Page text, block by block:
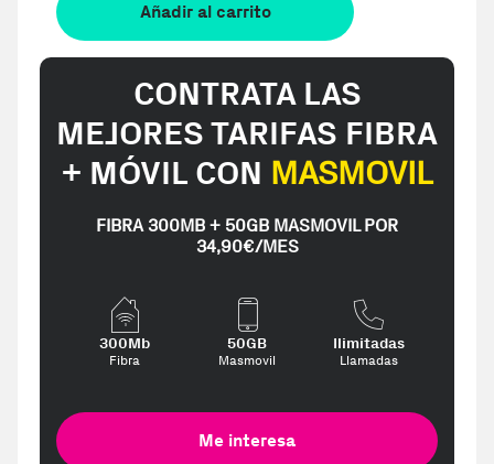
Añadir al carrito
CONTRATA LAS
MEJORES TARIFAS FIBRA
+ MÓVIL CON MASMOVIL
FIBRA 300MB + 50GB MASMOVIL POR
34,90€/MES
300Mb
Fibra
50GB
Masmovil
Ilimitadas
Llamadas
Me interesa